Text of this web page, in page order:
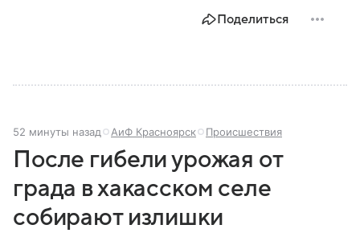
Поделиться
52 минуты назад АиФ Красноярск Происшествия
После гибели урожая от
града в хакасском селе
собирают излишки